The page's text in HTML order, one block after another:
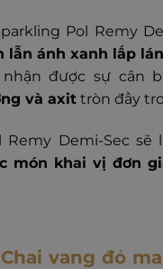
Pol Remy
lẫn ánh xanh lấp
được sự cân
và axittròn đầy
Remy Demi-Sec sẽ
món khai vị đơn
vang đỏ